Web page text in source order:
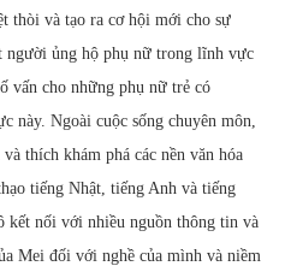
thòi và tạo ra cơ hội mới cho sự
người ủng hộ phụ nữ trong lĩnh vực
vấn cho những phụ nữ trẻ có
này. Ngoài cuộc sống chuyên môn,
thích khám phá các nền văn hóa
tiếng Nhật, tiếng Anh và tiếng
kết nối với nhiều nguồn thông tin và
Mei đối với nghề của mình và niềm